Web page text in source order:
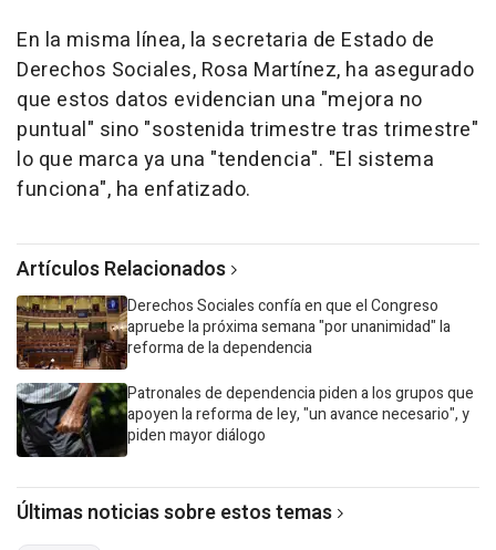
En la misma línea, la secretaria de Estado de
Derechos Sociales, Rosa Martínez, ha asegurado
que estos datos evidencian una "mejora no
puntual" sino "sostenida trimestre tras trimestre"
lo que marca ya una "tendencia". "El sistema
funciona", ha enfatizado.
Artículos Relacionados
Derechos Sociales confía en que el Congreso
apruebe la próxima semana "por unanimidad" la
reforma de la dependencia
Patronales de dependencia piden a los grupos que
apoyen la reforma de ley, "un avance necesario", y
piden mayor diálogo
Últimas noticias sobre estos temas